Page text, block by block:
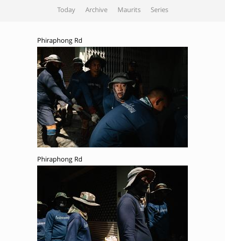
Today Archive Maurits Series
Phiraphong Rd
Phiraphong Rd